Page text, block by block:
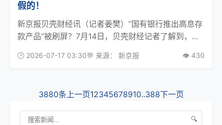
假的！
新京报贝壳财经讯（记者姜樊）“国有银行推出高息存
款产品”被刷屏？7月14日，贝壳财经记者了解到，工
行均发布公告称，不存在这类产品。 近期，有不法分
🕒 2026-07-17 03:30💬 来源： 新京报 👁️ 430
3880条上一页12345678910..388下一页
🔍